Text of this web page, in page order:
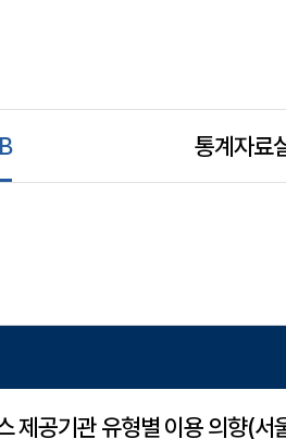
모 통계자료
제공기관 유형별 이용 의향(서